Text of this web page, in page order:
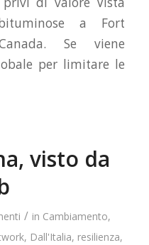
a Fort
Se viene
per limitare le
visto da
/ in Cambiamento,
, Dall'Italia, resilienza,